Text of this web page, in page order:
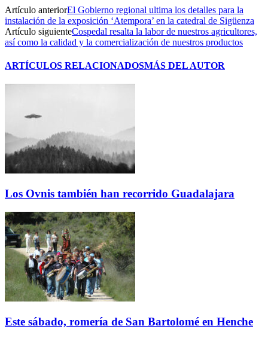
Artículo anteriorEl Gobierno regional ultima los detalles para la
instalación de la exposición ‘Atempora’ en la catedral de Sigüenza
Artículo siguienteCospedal resalta la labor de nuestros agricultores,
así como la calidad y la comercialización de nuestros productos
ARTÍCULOS RELACIONADOSMÁS DEL AUTOR
Los Ovnis también han recorrido Guadalajara
Este sábado, romería de San Bartolomé en Henche